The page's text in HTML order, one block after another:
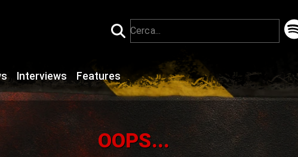
Interviews Features
OOPS...